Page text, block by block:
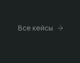
Все кейсы